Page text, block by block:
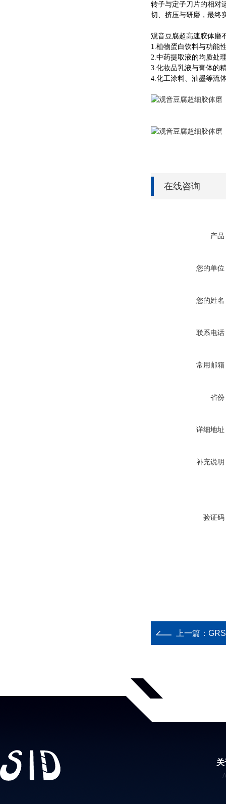
转子与定子刀片的相对
切、挤压与研磨，最终
观音豆腐超高速胶体磨
1.植物蛋白饮料与功能
2.中药提取液的均质处
3.化妆品乳液与膏体的
4.化工涂料、油墨等流
在线咨询
产品
您的单位
您的姓名
联系电话
常用邮箱
省份
详细地址
补充说明
验证码
上一篇：